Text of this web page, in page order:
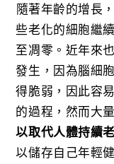
隨著年齡的增長
些老化的細胞繼
至凋零。近年來
發生，因為腦細
得脆弱，因此容
的過程，然而大
以取代人體持續
以儲存自己年輕